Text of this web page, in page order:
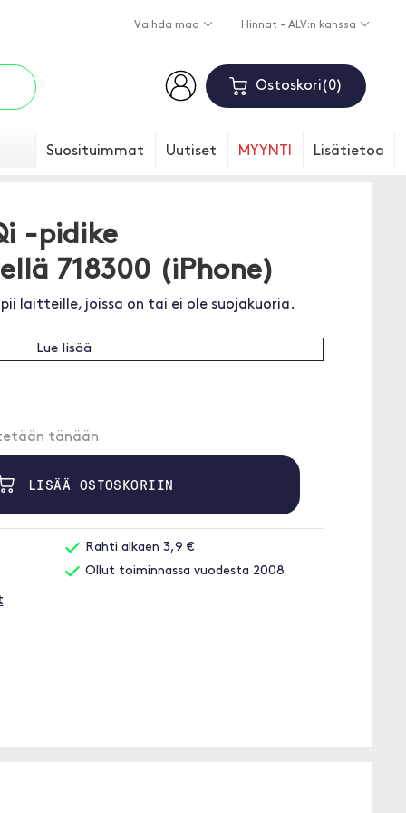
Vaihda maa Hinnat - ALV:n kanssa
Ostoskori 0
Suosituimmat Uutiset MYYNTI Lisätietoa
-pidike
718300 (iPhone)
laitteille, joissa on tai ei ole suojakuoria.
Lue lisää
tänään
LISÄÄ OSTOSKORIIN
Rahti alkaen 3,9 €
Ollut toiminnassa vuodesta 2008